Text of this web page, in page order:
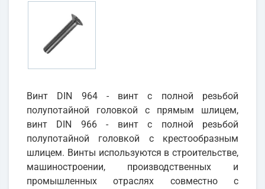
Винт DIN 964 - винт с полной резьбой
полупотайной головкой с прямым шлицем,
винт DIN 966 - винт с полной резьбой
полупотайной головкой с крестообразным
шлицем. Винты используются в строительстве,
машиностроении, производственных и
промышленных отраслях совместно с